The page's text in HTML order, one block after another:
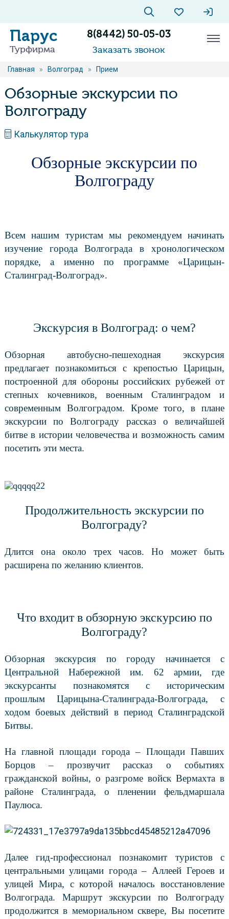
Парус
Турфирма
8(8442) 50-05-03
Заказать звонок
Главная » Волгоград » Прием
Обзорные экскурсии по
Волгограду
Калькулятор тура
Обзорные экскурсии по
Волгограду
Всем нашим туристам мы рекомендуем начинать
изучение города Волгограда в хронологическом
порядке, а именно по программе «Царицын-
Сталинград-Волгоград».
Экскурсия в Волгоград: о чем?
Обзорная автобусно-пешеходная экскурсия
предлагает познакомиться с крепостью Царицын,
построенной для обороны российских рубежей от
степных кочевников, военным Сталинградом и
современным Волгоградом. Кроме того, в плане
экскурсии по Волгограду рассказ о величайшей
битве в истории человечества и возможность самим
посетить эти места.
Продолжительность экскурсии по
Волгограду?
Длится она около трех часов. Но может быть
расширена по желанию клиентов.
Что входит в обзорную экскурсию по
Волгограду?
Обзорная экскурсия по городу начинается с
Центральной Набережной им. 62 армии, где
экскурсанты познакомятся с историческим
прошлым Царицына-Сталинграда-Волгограда, с
ходом боевых действий в период Сталинградской
Битвы.
На главной площади города – Площади Павших
Борцов – прозвучит рассказ о событиях
гражданской войны, о разгроме войск Вермахта в
районе Сталинграда, о пленении фельдмаршала
Паулюса.
Далее гид-профессионал познакомит туристов с
центральными улицами города – Аллеей Героев и
улицей Мира, с которой началось восстановление
Волгограда. Маршрут экскурсии по Волгограду
продолжится в мемориальном сквере, Вы посетите